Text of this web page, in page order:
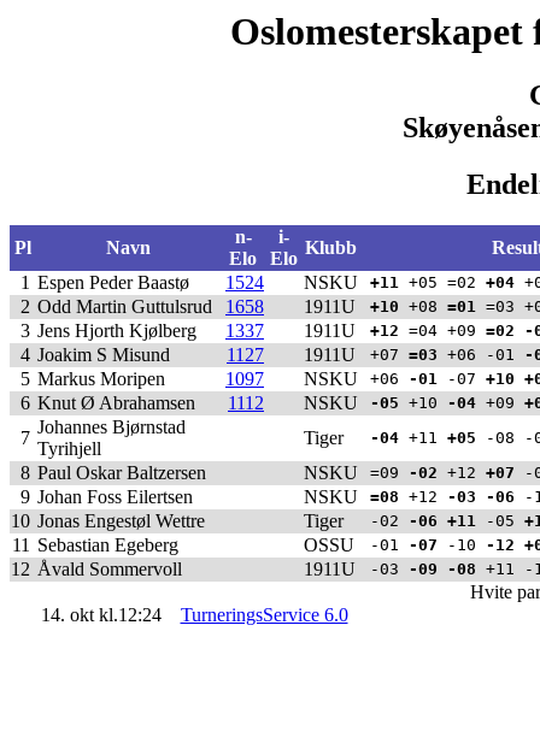
Pl Navn
n-
Elo
i-
Elo
Klubb
1 Espen Peder Baastø 1524 NSKU +11 +05 =02 +04
2 Odd Martin Guttulsrud 1658 1911U +10 +08 =01 =03
3 Jens Hjorth Kjølberg 1337 1911U +12 =04 +09 =02 -
4 Joakim S Misund 1127 1911U +07 =03 +06 -01 -
5 Markus Moripen 1097 NSKU +06 -01 -07 +10
6 Knut Ø Abrahamsen 1112 NSKU -05 +10 -04 +09
7
Johannes Bjørnstad
Tyrihjell
Tiger -04 +11 +05 -08 -
8 Paul Oskar Baltzersen NSKU =09 -02 +12 +07 -
9 Johan Foss Eilertsen NSKU =08 +12 -03 -06 -
10 Jonas Engestøl Wettre Tiger -02 -06 +11 -05
11 Sebastian Egeberg OSSU -01 -07 -10 -12
12 Åvald Sommervoll 1911U -03 -09 -08 +11 -
Hvite
14. okt kl.12:24 TurneringsService 6.0